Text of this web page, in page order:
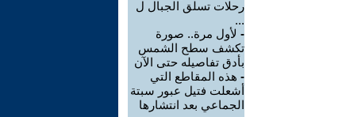
رحلات تسلق الجبال ل
...
- لأول مرة.. صورة
تكشف سطح الشمس
بأدق تفاصيله حتى الآن
- هذه المقاطع التي
أشعلت فتيل عبور سبتة
الجماعي بعد انتشارها